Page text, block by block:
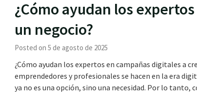
¿Cómo ayudan los
un negocio?
Posted on 5 de agosto de 2025
¿Cómo ayudan los expertos en campañas digitales a
emprendedores y profesionales se hacen en la era
ya no es una opción, sino una necesidad. Por lo